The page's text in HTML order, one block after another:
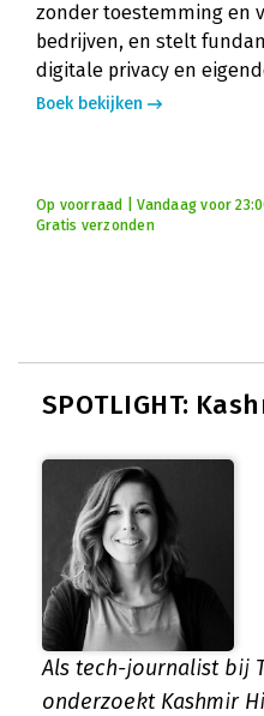
zonder toestemming en
bedrijven, en stelt
digitale privacy en
Boek bekijken
Op voorraad | Vandaag voor
Gratis verzonden
SPOTLIGHT:
Als tech-journalist bij
onderzoekt Kashmir